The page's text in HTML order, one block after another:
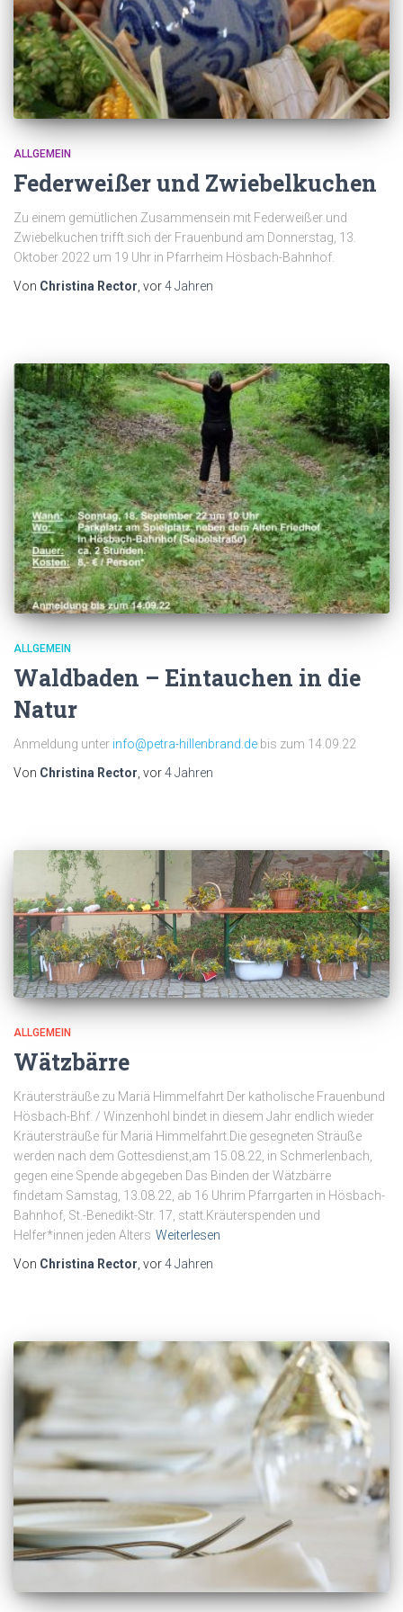
ALLGEMEIN
Federweißer und Zwiebelkuchen
Zu einem gemütlichen Zusammensein mit Federweißer und
Zwiebelkuchen trifft sich der Frauenbund am Donnerstag, 13.
Oktober 2022 um 19 Uhr in Pfarrheim Hösbach-Bahnhof.
Von Christina Rector , vor4 Jahren
ALLGEMEIN
Waldbaden – Eintauchen in die
Natur
Anmeldung unter info@petra-hillenbrand.de bis zum 14.09.22
Von Christina Rector, vor4 Jahren
ALLGEMEIN
Wätzbärre
Kräutersträuße zu Mariä Himmelfahrt Der katholische Frauenbund
Hösbach-Bhf. / Winzenhohl bindet in diesem Jahr endlich wieder
Kräutersträuße für Mariä Himmelfahrt.Die gesegneten Sträuße
werden nach dem Gottesdienst,am 15.08.22, in Schmerlenbach,
gegen eine Spende abgegeben Das Binden der Wätzbärre
findetam Samstag, 13.08.22, ab 16 Uhrim Pfarrgarten in Hösbach-
Bahnhof, St.-Benedikt-Str. 17, statt.Kräuterspenden und
Helfer*innen jeden Alters Weiterlesen
Von Christina Rector , vor4 Jahren